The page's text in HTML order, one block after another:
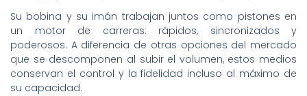
Su bobina y su imán trabajan juntos como pistones en
un motor de carreras: rápidos, sincronizados y
poderosos. A diferencia de otras opciones del mercado
que se descomponen al subir el volumen, estos medios
conservan el control y la fidelidad incluso al máximo de
su capacidad.